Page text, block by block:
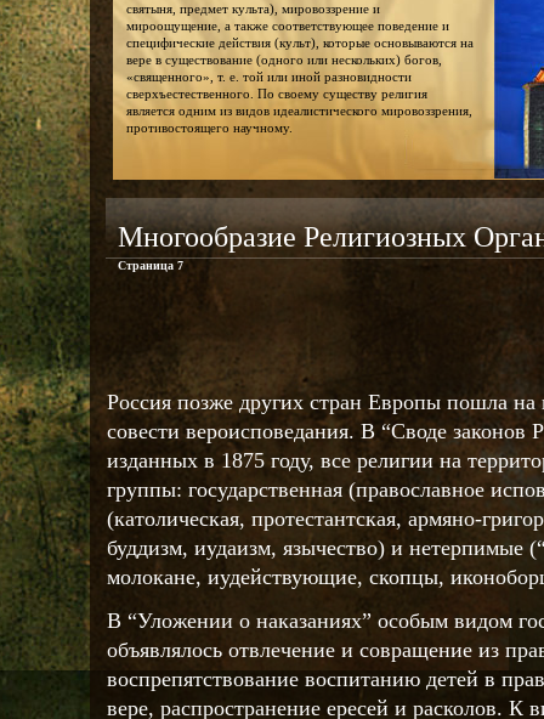
святыня, предмет культа), мировоззрение и
мироощущение, а также соответствующее поведение и
специфические действия (культ), которые основываются на
вере в существование (одного или нескольких) богов,
«священного», т. е. той или иной разновидности
сверхъестественного. По своему существу религия
является одним из видов идеалистического мировоззрения,
противостоящего научному.
Многообразие Религиозных
Страница 7
Россия позже других стран Европы пошла
совести вероисповедания. В “Своде законов
изданных в 1875 году, все религии на
группы: государственная (православное
(католическая, протестантская, армяно-
буддизм, иудаизм, язычество) и нетерпимые
молокане, иудействующие, скопцы,
В “Уложении о наказаниях” особым видом
объявлялось отвлечение и совращение из
воспрепятствование воспитанию детей в
вере, распространение ересей и расколов. К